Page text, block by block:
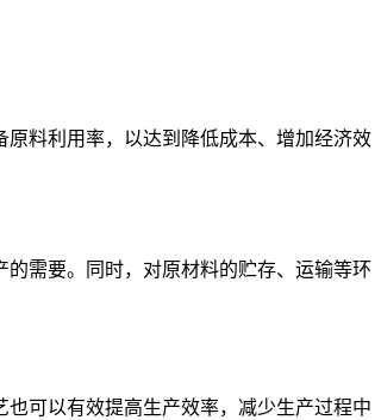
料利用率，以达到降低成本、增加经济效
需要。同时，对原材料的贮存、运输等环
可以有效提高生产效率，减少生产过程中